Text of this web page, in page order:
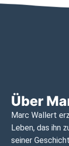
Über
Marc Wallert
Leben, das ihn
seiner